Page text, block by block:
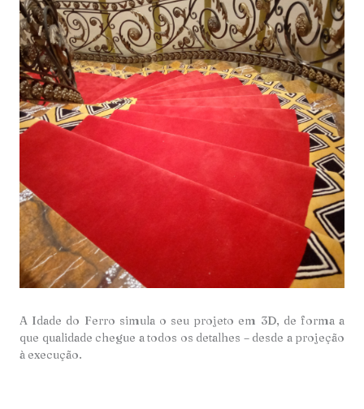
A Idade do Ferro simula o seu projeto em 3D, de forma a
que qualidade chegue a todos os detalhes – desde a projeção
à execução.